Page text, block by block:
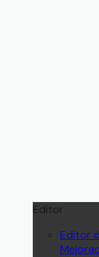
Editor
Editor